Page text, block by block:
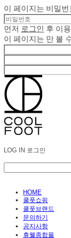
이 페이지는 비밀
먼저 로그인
후 이
이 페이지는 만 볼
LOG IN 로그인
HOME
쿨풋쇼핑
쿨풋브랜드
문의하기
공지사항
휴웰종합몰